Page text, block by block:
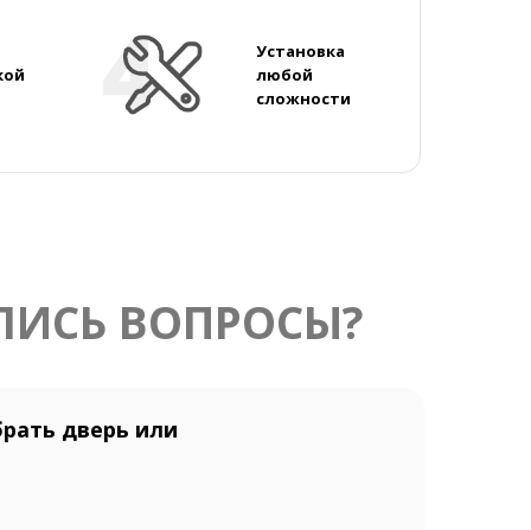
Установка
любой
сложности
ВОПРОСЫ?
дверь или